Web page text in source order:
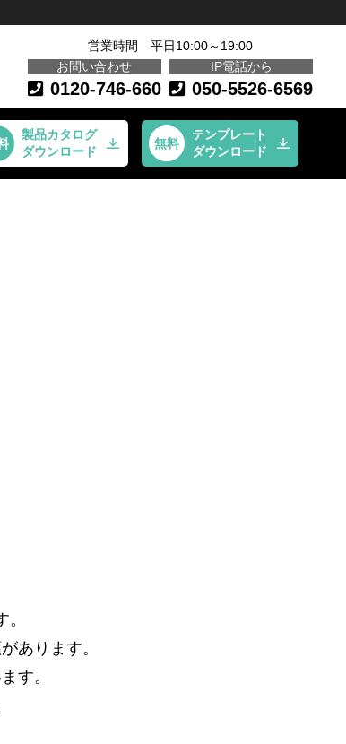
営業時間 平日10:00～19:00
お問い合わせ
0120-746-660
IP電話から
050-5526-6569
製品カタログ
ダウンロード
テンプレート
ダウンロード
あります。
す。